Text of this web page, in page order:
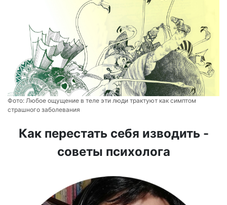
Фото: Любое ощущение в теле эти люди трактуют как симптом
страшного заболевания
Как перестать себя изводить -
советы психолога